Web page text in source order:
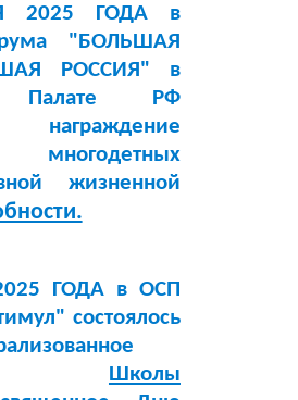
ГОДА в
"БОЛЬШАЯ
РОССИЯ" в
Палате РФ
многодетных
жизненной
ГОДА в ОСП
состоялось
Школы